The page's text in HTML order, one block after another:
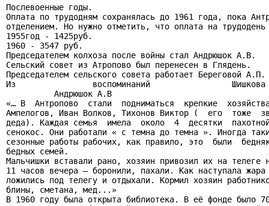
Послевоенные годы.
Оплата по трудодням сохранялась до 1961 года, пока
отделением. Но нужно отметить, что оплата на трудодень
1955год - 1425руб.
1960 - 3547 руб.
Председателем колхоза после войны стал Андрюшок А.В.
Сельский совет из Атропово был перенесен в Глядень.
Председателем сельского совета работает Береговой А.П.
Из                воспоминаний
          Андрюшок А.В
«… В  Антропово  стали  подниматься  крепкие
Ампелогов, Иван Волков, Тихонов Виктор (  его  тоже
деда). Каждая семья  имела  около  4  десятки
сенокос. Они работали « с темна до темна ». Иногда
сезонные работы рабочих, как правило, это  были
бедных семей.
Мальчишки вставали рано, хозяин привозил их на
11 часов вечера – боронили, пахали. Как наступала
ложились под телегу и отдыхали. Кормил хозяин
блины, сметана, мед...»
В 1960 году была открыта библиотека. В её фонде было